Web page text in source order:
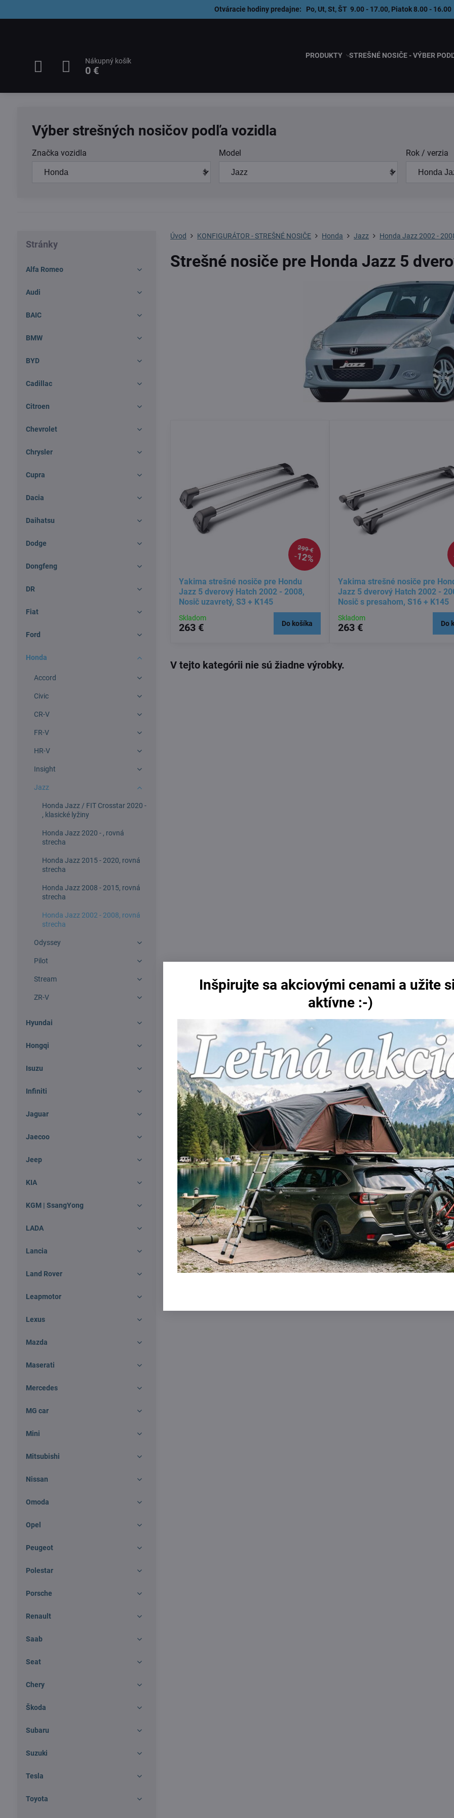
Otváracie hodiny predajne: Po, Ut, St, ŠT 9.00 - 17.00, Piatok 8.00 -
Nákupný košík
0 €
PRODUKTY STREŠNÉ NOSIČE - VÝBER
Výber strešných nosičov podľa vozidla
Značka vozidla Model Rok / verzia
Úvod KONFIGURÁTOR - STREŠNÉ NOSIČE Honda Jazz Honda Jazz 2002 -
Strešné nosiče pre Honda Jazz 5
299 €
12%
Yakima strešné nosiče pre Hondu
Jazz 5 dverový Hatch 2002 - 2008,
Nosič uzavretý, S3 + K145
Skladom
263 € Do košíka
Yakima strešné nosiče pre
Jazz 5 dverový Hatch 2002 -
Nosič s presahom, S16 + K145
Skladom
263 € Do
Stránky
Alfa Romeo
Audi
BAIC
BMW
BYD
Cadillac
Citroen
Chevrolet
Chrysler
Cupra
Dacia
Daihatsu
Dodge
Dongfeng
DR
Fiat
Ford
Honda
Accord
Civic
CR-V
FR-V
HR-V
Insight
Jazz
Honda Jazz / FIT Crosstar 2020 -
, klasické lyžiny
Honda Jazz 2020 - , rovná
strecha
Honda Jazz 2015 - 2020, rovná
strecha
Honda Jazz 2008 - 2015, rovná
strecha
Honda Jazz 2002 - 2008, rovná
strecha
Odyssey
Pilot
Stream
ZR-V
Hyundai
Hongqi
Isuzu
Infiniti
Jaguar
Jaecoo
Jeep
KIA
KGM | SsangYong
LADA
Lancia
Land Rover
Leapmotor
Lexus
Mazda
Maserati
Mercedes
MG car
Mini
Mitsubishi
Nissan
Omoda
Opel
Peugeot
Polestar
Porsche
Renault
Saab
Seat
Chery
Škoda
Subaru
Suzuki
Tesla
Toyota
Inšpirujte sa akciovými cenami a užite
aktívne :-)